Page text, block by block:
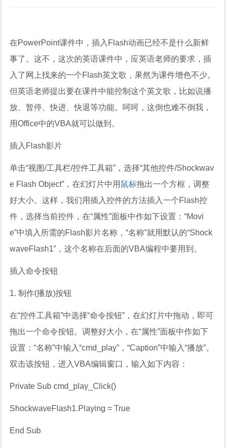
在PowerPoint课件中，插入Flash动画已经不是什么新鲜
事了。这不，这次的英语课件中，应英语老师的要求，插
入了网上找来的一个Flash英文歌，果然为课件增色不少。
但英语老师提出要在课件中能控制这个英文歌，比如说播
放、暂停、快进、快退等功能。呵呵，这倒也难不倒我，
用Office中的VBA就可以做到。
插入Flash影片
单击“视图/工具栏/控件工具箱”，选择“其他控件/Shockwav
e Flash Object”，在幻灯片中用 鼠标拖出一个方框，调整
好大小。这样，我们用插入控件的方法插入一个Flash控
件，选择当前控件，在“属性”面板中作如下设置：“Movi
e”中填入所需的Flash影片名称，“名称”就用默认的“Shock
waveFlash1”，这个名称在后面的VBA编程中要用到。
插入命令按钮
1. 制作(播放)按钮
在“控件工具箱”中选择“命令按钮”，在幻灯片中拖动，即可
拖出一个命令按钮。调整好大小，在“属性”面板中作如下
设置：“名称”中输入“cmd_play”，“Caption”中输入“播放”。
双击该按钮，进入VBA编辑窗口，输入如下内容：
Private Sub cmd_play_Click()
ShockwaveFlash1.Playing = True
End Sub